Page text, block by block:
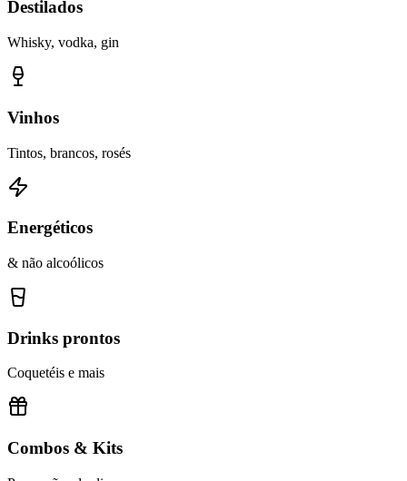
Destilados
Whisky, vodka, gin
Vinhos
Tintos, brancos, rosés
Energéticos
& não alcoólicos
Drinks prontos
Coquetéis e mais
Combos & Kits